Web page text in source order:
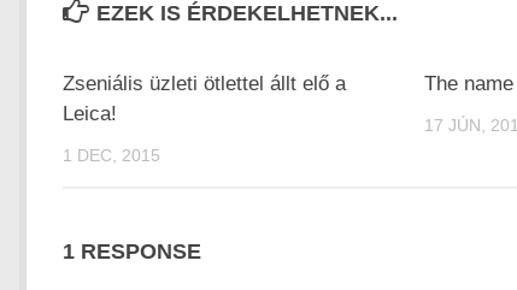
EZEK IS ÉRDEKELHETNEK...
Zseniális üzleti ötlettel állt elő a
Leica!
1 DEC, 2015
The
17 JÚN,
1 RESPONSE